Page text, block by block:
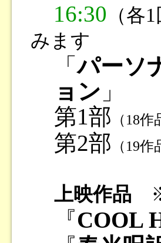
16:30 （各
みます
「パーソ
ョン 」
第1部 （18作
第2部 （19作
上映作品 ※
『COOL